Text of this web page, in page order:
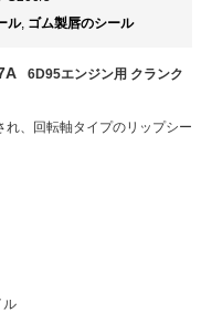
ル, ゴム製唇のシール
6D95エンジン用 クランク
、回転軸タイプのリップシー
ル